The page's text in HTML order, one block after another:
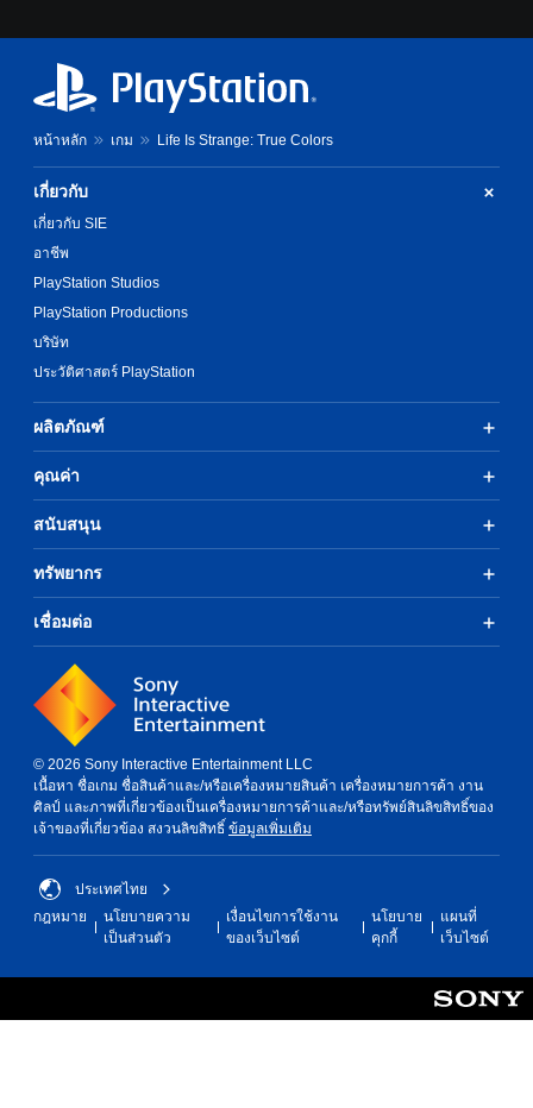
หน้าหลัก เกม Life Is Strange: True Colors
เกี่ยวกับ
เกี่ยวกับ SIE
อาชีพ
PlayStation Studios
PlayStation Productions
บริษัท
ประวัติศาสตร์ PlayStation
ผลิตภัณฑ์
คุณค่า
สนับสนุน
ทรัพยากร
เชื่อมต่อ
© 2026 Sony Interactive Entertainment LLC
เนื้อหา ชื่อเกม ชื่อสินค้าและ/หรือเครื่องหมายสินค้า เครื่องหมายการค้า งาน
ศิลป์ และภาพที่เกี่ยวข้องเป็นเครื่องหมายการค้าและ/หรือทรัพย์สินลิขสิทธิ์ของ
เจ้าของที่เกี่ยวข้อง สงวนลิขสิทธิ์ ข้อมูลเพิ่มเติม
ประเทศไทย
กฎหมาย
นโยบายความ
เป็นส่วนตัว
เงื่อนไขการใช้งาน
ของเว็บไซต์
นโยบาย
คุกกี้
แผนที่
เว็บไซต์